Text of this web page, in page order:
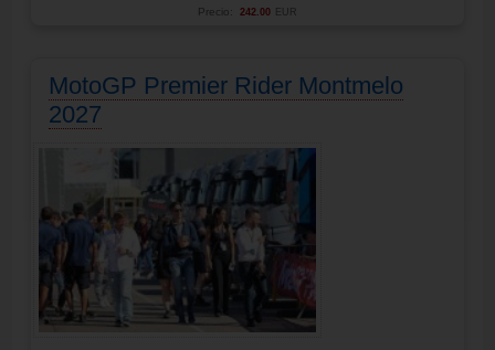
Precio: 242.00 EUR
MotoGP Premier Rider Montmelo
2027